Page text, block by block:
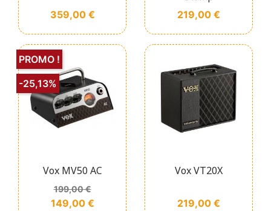
Prix
359,00 € Prix
219,00 €
Vox MV50 AC
Prix de base
199,00 €Prix
149,00 €
PROMO !
-25,13%
Vox VT20X
Prix
219,00 €